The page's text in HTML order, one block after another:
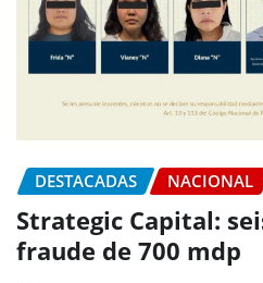
DESTACADAS NACIONAL
Strategic Capital:
fraude de 700 mdp